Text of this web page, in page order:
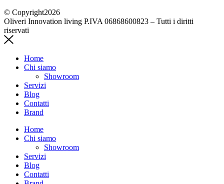
© Copyright2026
Oliveri Innovation living P.IVA 06868600823 – Tutti i diritti
riservati
Home
Chi siamo
Showroom
Servizi
Blog
Contatti
Brand
Home
Chi siamo
Showroom
Servizi
Blog
Contatti